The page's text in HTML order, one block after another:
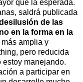
que la esperada.
saldrá publicada
de las
en la forma en la
amplia y
pero reducida
estoy manejando.
a participar en